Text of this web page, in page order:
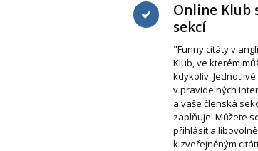
Online Klub
sekcí
"Funny citáty v
Klub, ve kterém
kdykoliv.
v pravidelných
a vaše členská
zaplňuje. Můžete
přihlásit a
k zveřejněným